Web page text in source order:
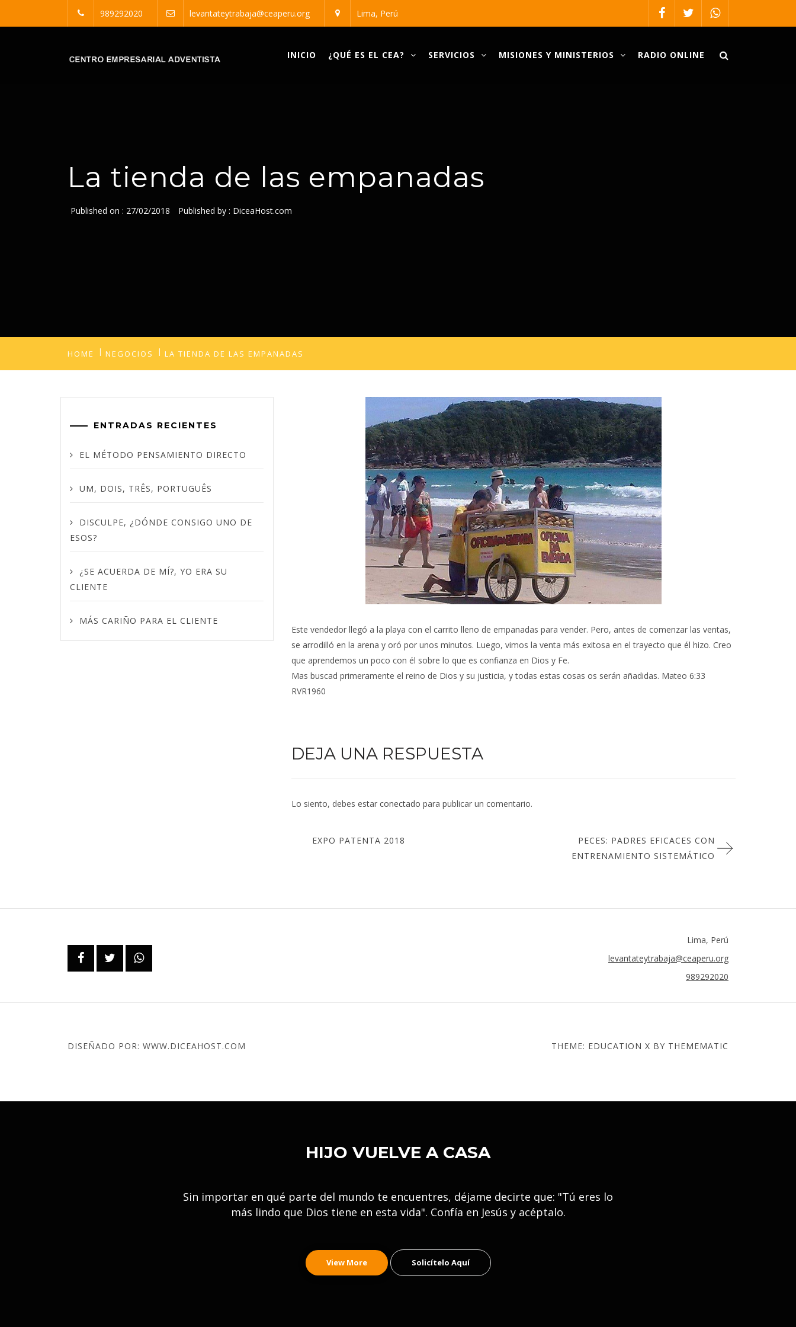
989292020 levantateytrabaja@ceaperu.org Lima, Perú
Centro Empresarial Adventista
INICIO ¿QUÉ ES EL CEA? SERVICIOS MISIONES Y MINISTERIOS RADIO ONLINE
La tienda de las empanadas
Published on : 27/02/2018 Published by : DiceaHost.com
HOME NEGOCIOS LA TIENDA DE LAS EMPANADAS
Este vendedor llegó a la playa con el carrito lleno de empanadas para vender. Pero, antes de comenzar las ventas,
se arrodilló en la arena y oró por unos minutos. Luego, vimos la venta más exitosa en el trayecto que él hizo. Creo
que aprendemos un poco con él sobre lo que es confianza en Dios y Fe.
Mas buscad primeramente el reino de Dios y su justicia, y todas estas cosas os serán añadidas. Mateo 6:33
RVR1960
DEJA UNA RESPUESTA
Lo siento, debes estarconectado para publicar un comentario.
Navegación
EXPO PATENTA 2018
PECES: PADRES EFICACES CON
ENTRENAMIENTO SISTEMÁTICO
ENTRADAS RECIENTES
EL MÉTODO PENSAMIENTO DIRECTO
UM, DOIS, TRÊS, PORTUGUÊS
DISCULPE, ¿DÓNDE CONSIGO UNO DE
ESOS?
¿SE ACUERDA DE MÍ?, YO ERA SU
CLIENTE
MÁS CARIÑO PARA EL CLIENTE
Lima, Perú
levantateytrabaja@ceaperu.org
989292020
DISEÑADO POR: WWW.DICEAHOST.COM THEME: EDUCATION X BY THEMEMATIC
HIJO VUELVE A CASA
Sin importar en qué parte del mundo te encuentres, déjame decirte que: "Tú eres lo
más lindo que Dios tiene en esta vida". Confía en Jesús y acéptalo.
View More Solicítelo Aquí